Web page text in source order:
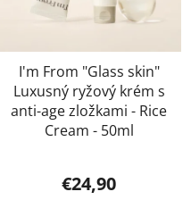
I'm From "Glass skin"
Luxusný ryžový krém s
anti-age zložkami - Rice
Cream - 50ml
€24,90